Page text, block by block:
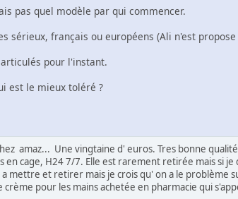
pas quel modèle par qui commencer.
sérieux, français ou européens (Ali n'est
articulés pour l'instant.
est le mieux toléré ?
amaz... Une vingtaine d' euros. Tres bonne
en cage, H24 7/7. Elle est rarement retirée mais
mettre et retirer mais je crois qu' on a le
crème pour les mains achetée en pharmacie qui